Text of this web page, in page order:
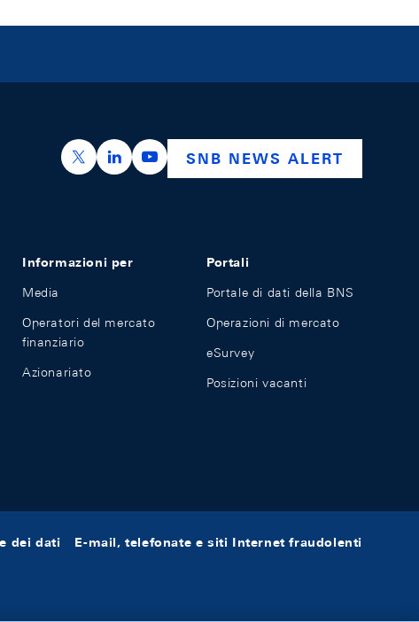
https://x.com/snb_bns
https://ch.linkedin.com/company/swiss-
https://www.youtube.com/
SNB NEWS ALERT
Informazioni per
Media
Operatori del mercato
finanziario
Azionariato
Portali
Portale di dati della BNS
Operazioni di mercato
eSurvey
Posizioni vacanti
dei dati E-mail, telefonate e siti Internet fraudolenti